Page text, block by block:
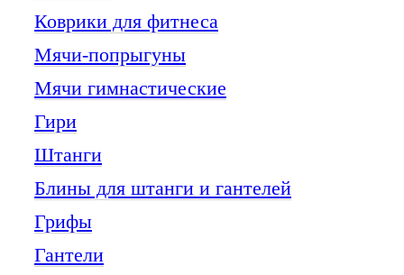
Коврики для фитнеса
Мячи-попрыгуны
Мячи гимнастические
Гири
Штанги
Блины для штанги и гантелей
Грифы
Гантели